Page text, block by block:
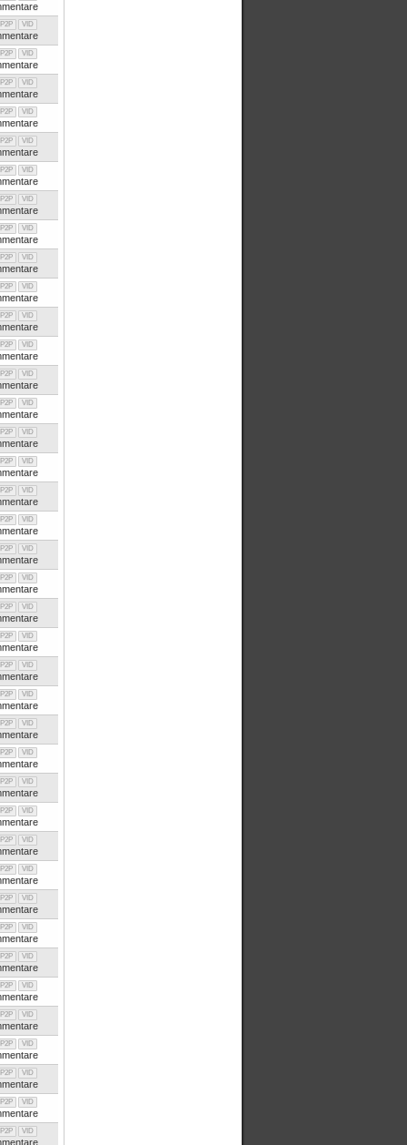
VID
P2P
VID
P2P
VID
P2P
VID
P2P
VID
P2P
VID
P2P
VID
P2P
VID
P2P
VID
P2P
VID
P2P
VID
P2P
VID
P2P
VID
P2P
VID
P2P
VID
P2P
VID
P2P
VID
P2P
VID
P2P
VID
P2P
VID
P2P
VID
P2P
VID
P2P
VID
P2P
VID
P2P
VID
P2P
VID
P2P
VID
P2P
VID
P2P
VID
P2P
VID
P2P
VID
P2P
VID
P2P
VID
P2P
VID
P2P
VID
P2P
VID
P2P
VID
P2P
VID
P2P
VID
P2P